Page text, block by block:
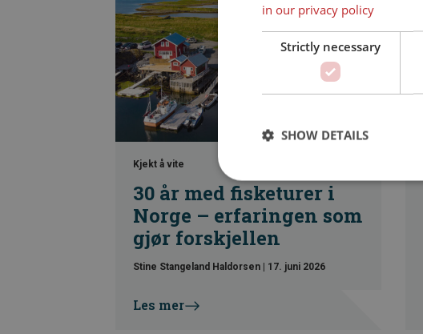
Kjekt å vite
30 år med fisketurer i
Norge – erfaringen som
gjør forskjellen
Stine Stangeland Haldorsen 17. juni 2026
Les mer
in our privacy policy
Strictly necessary
SHOW DETAILS